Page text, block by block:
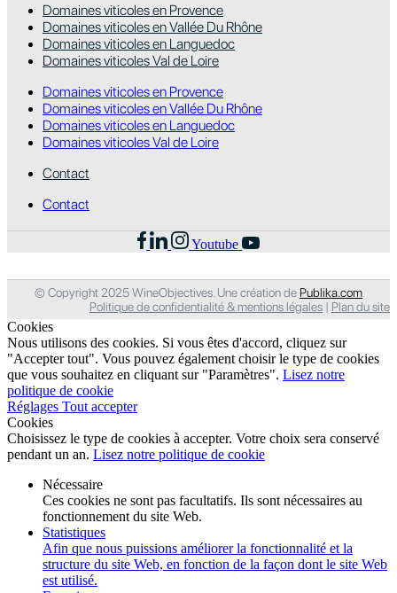
Domaines viticoles en Provence
Domaines viticoles en Vallée Du Rhône
Domaines viticoles en Languedoc
Domaines viticoles Val de Loire
Domaines viticoles en Provence
Domaines viticoles en Vallée Du Rhône
Domaines viticoles en Languedoc
Domaines viticoles Val de Loire
Contact
Contact
Youtube
© Copyright 2025 WineObjectives. Une création de Publika.com
Politique de confidentialité & mentions légales | Plan du site
Cookies
Nous utilisons des cookies. Si vous êtes d'accord, cliquez sur
"Accepter tout". Vous pouvez également choisir le type de cookies
que vous souhaitez en cliquant sur "Paramètres". Lisez notre
politique de cookie
Réglages Tout accepter
Cookies
Choisissez le type de cookies à accepter. Votre choix sera conservé
pendant un an. Lisez notre politique de cookie
Nécessaire
Ces cookies ne sont pas facultatifs. Ils sont nécessaires au
fonctionnement du site Web.
Statistiques
Afin que nous puissions améliorer la fonctionnalité et la
structure du site Web, en fonction de la façon dont le site Web
est utilisé.